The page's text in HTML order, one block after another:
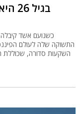
כשנועם אשד